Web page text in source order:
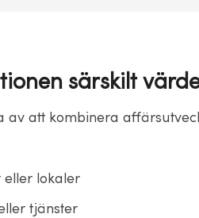
särskilt
att kombinera
eller lokaler
tjänster